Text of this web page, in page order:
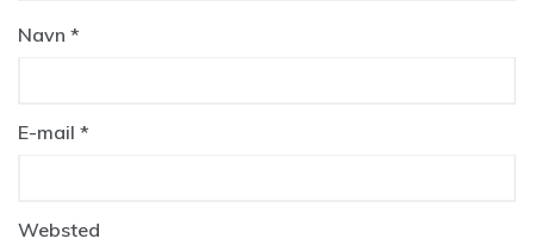
Navn *
E-mail *
Websted